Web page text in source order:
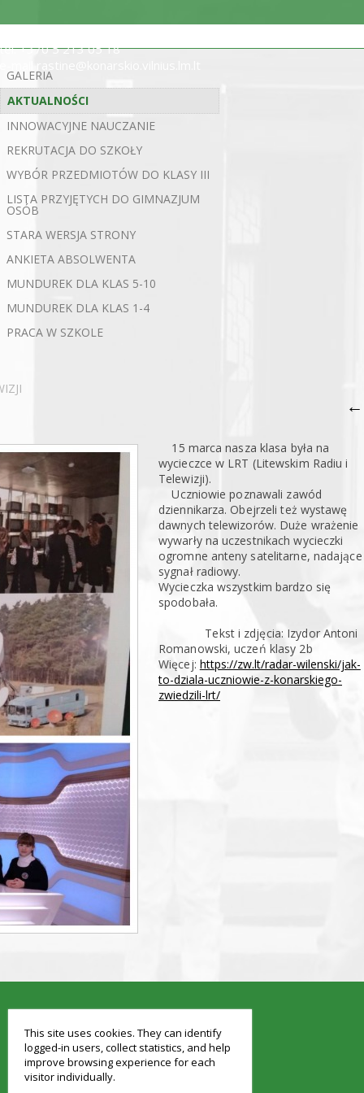
tel. +370 5 213 05 18
GALERIA
AKTUALNOŚCI
INNOWACYJNE NAUCZANIE
REKRUTACJA DO SZKOŁY
WYBÓR PRZEDMIOTÓW DO KLASY III
LISTA PRZYJĘTYCH DO GIMNAZJUM
OSÓB
STARA WERSJA STRONY
ANKIETA ABSOLWENTA
MUNDUREK DLA KLAS 5-10
MUNDUREK DLA KLAS 1-4
PRACA W SZKOLE
←
15 marca nasza klasa była na
wycieczce w LRT (Litewskim Radiu i
Telewizji).
Uczniowie poznawali zawód
dziennikarza. Obejrzeli też wystawę
dawnych telewizorów. Duże wrażenie
wywarły na uczestnikach wycieczki
ogromne anteny satelitarne, nadające
sygnał radiowy.
Wycieczka wszystkim bardzo się
spodobała.
Tekst i zdjęcia: Izydor Antoni
Romanowski, uczeń klasy 2b
Więcej: https://zw.lt/radar-wilenski/jak-
to-dziala-uczniowie-z-konarskiego-
zwiedzili-lrt/
foreash
This site uses cookies. They can identify
logged-in users, collect statistics, and help
improve browsing experience for each
visitor individually.